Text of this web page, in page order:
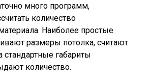
много программ,
количество
Наиболее простые
размеры потолка, считают
стандартные габариты
количество.